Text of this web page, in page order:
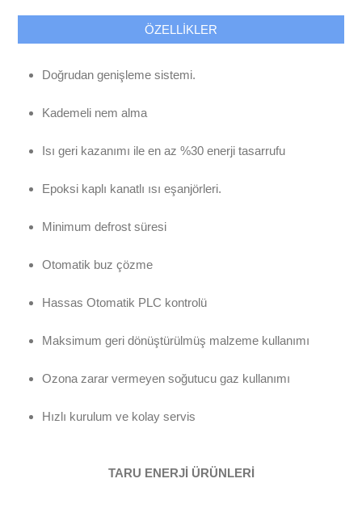
ÖZELLİKLER
Doğrudan genişleme sistemi.
Kademeli nem alma
Isı geri kazanımı ile en az %30 enerji tasarrufu
Epoksi kaplı kanatlı ısı eşanjörleri.
Minimum defrost süresi
Otomatik buz çözme
Hassas Otomatik PLC kontrolü
Maksimum geri dönüştürülmüş malzeme kullanımı
Ozona zarar vermeyen soğutucu gaz kullanımı
Hızlı kurulum ve kolay servis
TARU ENERJİ ÜRÜNLERİ